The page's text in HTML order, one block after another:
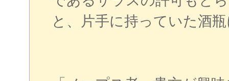
と、片手に持っていた酒